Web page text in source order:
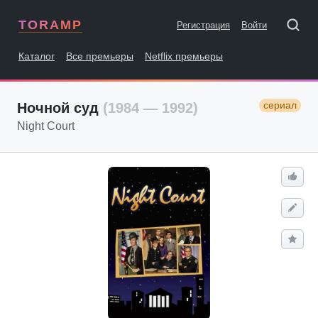
TORAMP Регистрация Войти
Каталог Все премьеры Netflix премьеры
Ночной суд (1984 — 1992) сериал
Night Court